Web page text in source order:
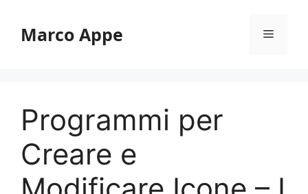
contenuto
Marco Appe Menu
Programmi per
Creare e